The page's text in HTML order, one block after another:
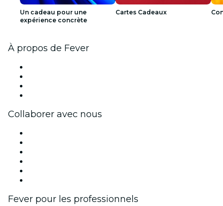
Un cadeau pour une
expérience concrète
Cartes Cadeaux
À propos de Fever
Collaborer avec nous
Fever pour les professionnels